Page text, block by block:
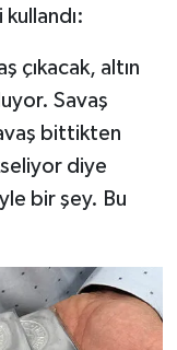
çıkacak, altın
Savaş
bittikten
diye
bir şey. Bu